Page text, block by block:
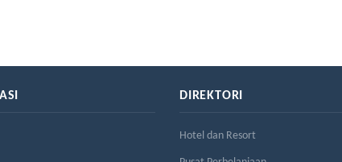
DIREKTORI
Hotel dan Resort